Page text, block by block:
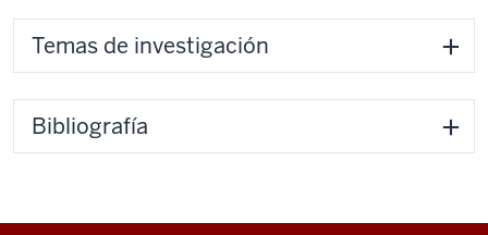
Temas de investigación
Bibliografía